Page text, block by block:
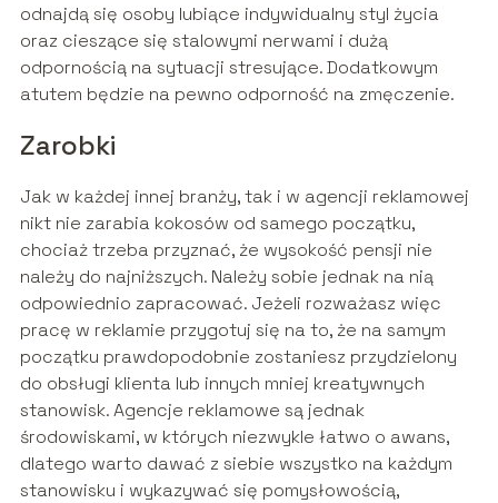
odnajdą się osoby lubiące indywidualny styl życia
oraz cieszące się stalowymi nerwami i dużą
odpornością na sytuacji stresujące. Dodatkowym
atutem będzie na pewno odporność na zmęczenie.
Zarobki
Jak w każdej innej branży, tak i w agencji reklamowej
nikt nie zarabia kokosów od samego początku,
chociaż trzeba przyznać, że wysokość pensji nie
należy do najniższych. Należy sobie jednak na nią
odpowiednio zapracować. Jeżeli rozważasz więc
pracę w reklamie przygotuj się na to, że na samym
początku prawdopodobnie zostaniesz przydzielony
do obsługi klienta lub innych mniej kreatywnych
stanowisk. Agencje reklamowe są jednak
środowiskami, w których niezwykle łatwo o awans,
dlatego warto dawać z siebie wszystko na każdym
stanowisku i wykazywać się pomysłowością,